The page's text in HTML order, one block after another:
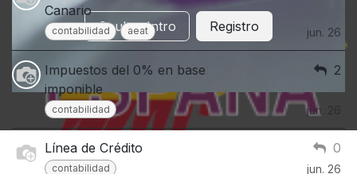
Ocultar Intro Registro
Canario
contabilidad aeat jun. 26
Impuestos del 0% en base
imponible
contabilidad
2
jun. 26
Línea de Crédito
contabilidad
0
jun. 26